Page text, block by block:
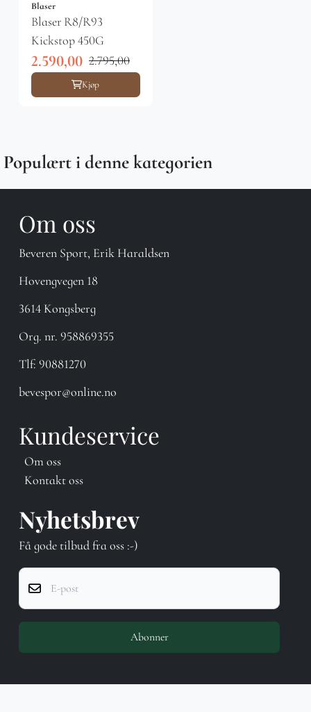
Blaser
Blaser R8/R93
Kickstop 450G
2.590,00 2.795,00
Kjøp
Populært i denne kategorien
Om oss
Beveren Sport, Erik Haraldsen
Hovengvegen 18
3614 Kongsberg
Org. nr. 958869355
Tlf: 90881270
bevespor@online.no
Kundeservice
Om oss
Kontakt oss
Nyhetsbrev
Få gode tilbud fra oss :-)
E-post
Abonner